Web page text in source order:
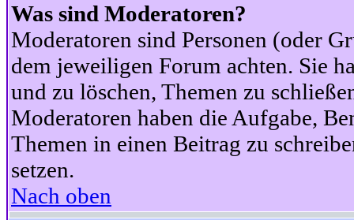
Was sind Moderatoren?
Moderatoren sind Personen (oder
dem jeweiligen Forum achten. Sie
und zu löschen, Themen zu
Moderatoren haben die Aufgabe,
Themen in einen Beitrag zu
setzen.
Nach oben